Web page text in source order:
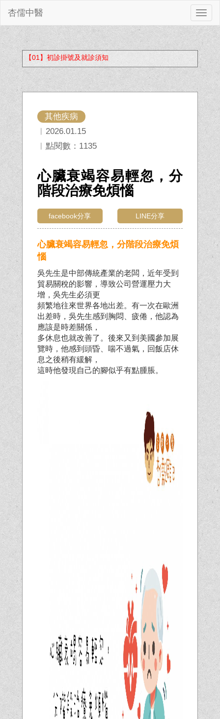
切
換
杏儒中醫
【01】初診掛號及就診須知
其他疾病
︱2026.01.15
︱點閱數：1135
心臟衰竭容易輕忽，分
階段治療免煩惱
facebook分享 LINE分享
心臟衰竭容易輕忽，分階段治療免煩
惱
吳先生是中部傳統產業的老闆，近年受到
貿易關稅的影響，導致公司營運壓力大
增，吳先生必須更
頻繁地往來世界各地出差。有一次在歐洲
出差時，吳先生感到胸悶、疲倦，他認為
應該是時差關係，
多休息也就改善了。後來又到美國參加展
覽時，他感到頭昏、喘不過氣，回飯店休
息之後稍有緩解，
這時他發現自己的腳似乎有點腫脹。